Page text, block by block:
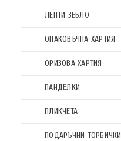
ЛЕНТИ ЗЕБЛО
ОПАКОВЪЧНА ХАРТИЯ
ОРИЗОВА ХАРТИЯ
ПАНДЕЛКИ
ПЛИКЧЕТА
ПОДАРЪЧНИ ТОРБИЧКИ